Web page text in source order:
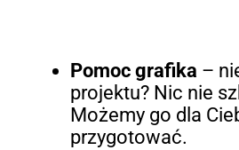
Pomoc grafika –
projektu? Nic nie
Możemy go dla
przygotować.